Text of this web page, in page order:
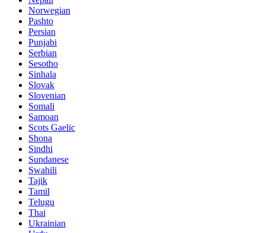
Norwegian
Pashto
Persian
Punjabi
Serbian
Sesotho
Sinhala
Slovak
Slovenian
Somali
Samoan
Scots Gaelic
Shona
Sindhi
Sundanese
Swahili
Tajik
Tamil
Telugu
Thai
Ukrainian